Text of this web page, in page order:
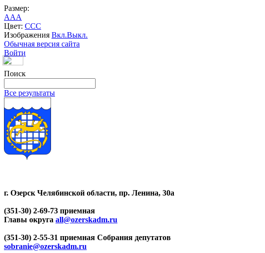
Размер:
AAA
Цвет: CCC
Изображения Вкл.Выкл.
Обычная версия сайта
Войти
Поиск
Все результаты
г. Озерск Челябинской области, пр. Ленина, 30а
(351-30) 2-69-73 приемная
Главы округа all@ozerskadm.ru
(351-30) 2-55-31 приемная Собрания депутатов
sobranie@ozerskadm.ru